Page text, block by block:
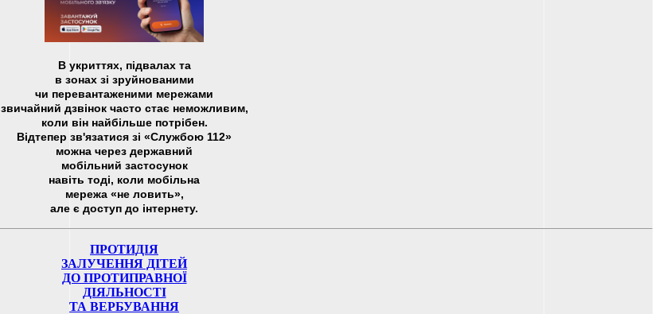
В укриттях, підвалах та
в зонах зі зруйнованими
чи перевантаженими мережами
звичайний дзвінок часто стає неможливим,
коли він найбільше потрібен.
Відтепер зв'язатися зі «Службою 112»
можна через державний
мобільний застосунок
навіть тоді, коли мобільна
мережа «не ловить»,
але є доступ до інтернету.
ПРОТИДІЯ
ЗАЛУЧЕННЯ ДІТЕЙ
ДО ПРОТИПРАВНОЇ
ДІЯЛЬНОСТІ
ТА ВЕРБУВАННЯ